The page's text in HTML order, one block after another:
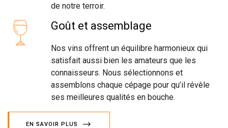
de notre terroir.
Goût et assemblage
Nos vins offrent un équilibre harmonieux qui
satisfait aussi bien les amateurs que les
connaisseurs. Nous sélectionnons et
assemblons chaque cépage pour qu’il révèle
ses meilleures qualités en bouche.
EN SAVOIR PLUS